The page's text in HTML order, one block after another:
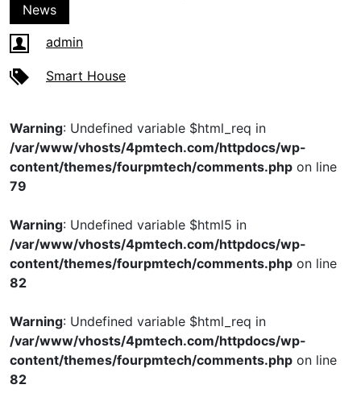
News
admin
Smart House
Warning: Undefined variable $html_req in
/var/www/vhosts/4pmtech.com/httpdocs/wp-
content/themes/fourpmtech/comments.php on line
79
Warning: Undefined variable $html5 in
/var/www/vhosts/4pmtech.com/httpdocs/wp-
content/themes/fourpmtech/comments.php on line
82
Warning: Undefined variable $html_req in
/var/www/vhosts/4pmtech.com/httpdocs/wp-
content/themes/fourpmtech/comments.php on line
82